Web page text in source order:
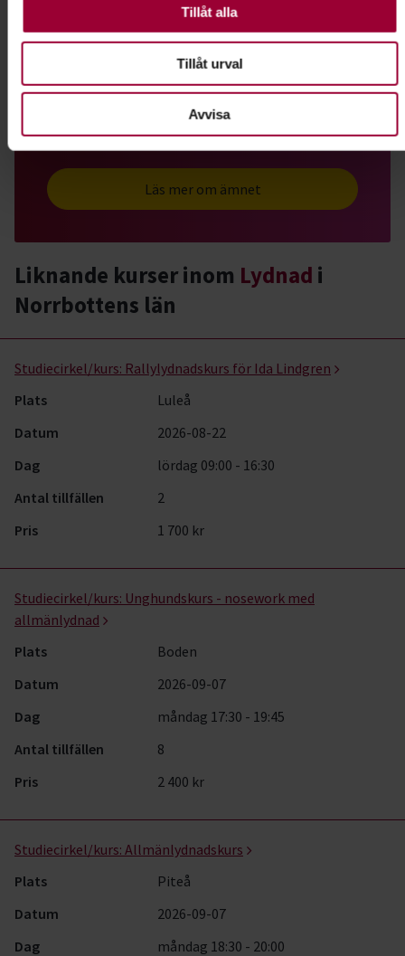
Tillåt alla
Tillåt urval
Avvisa
LinkedIn
Har du en hund som vill lära sig nya tricks? Gillar
du att tävla? Prova rallylydnad!
Läs mer om ämnet
Liknande kurser inom Lydnad i
Norrbottens län
Studiecirkel/kurs: Rallylydnadskurs för Ida Lindgren
Plats
Luleå
Datum
2026-08-22
Dag
lördag 09:00 - 16:30
Antal tillfällen
2
Pris
1 700 kr
Studiecirkel/kurs: Unghundskurs - nosework med
allmänlydnad
Plats
Boden
Datum
2026-09-07
Dag
måndag 17:30 - 19:45
Antal tillfällen
8
Pris
2 400 kr
Studiecirkel/kurs: Allmänlydnadskurs
Plats
Piteå
Datum
2026-09-07
Dag
måndag 18:30 - 20:00